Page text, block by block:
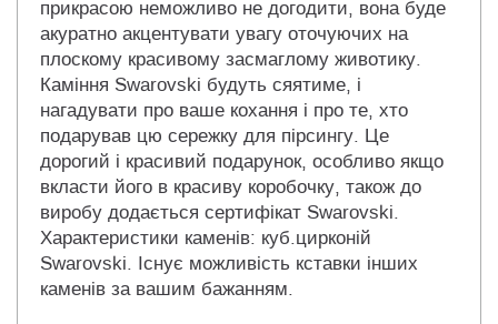
прикрасою неможливо не догодити, вона буде
акуратно акцентувати увагу оточуючих на
плоскому красивому засмаглому животику.
Каміння Swarovski будуть сяятиме, і
нагадувати про ваше кохання і про те, хто
подарував цю сережку для пірсингу. Це
дорогий і красивий подарунок, особливо якщо
вкласти його в красиву коробочку, також до
виробу додається сертифікат Swarovski.
Характеристики каменів: куб.цирконій
Swarovski. Існує можливість кставки інших
каменів за вашим бажанням.